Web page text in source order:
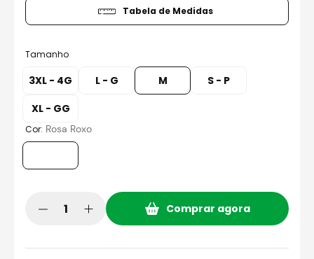
Tamanho
3XL - 4G L - G M
S - P
XL - GG
Cor: Rosa Roxo
Tabela de Medidas
Comprar agora